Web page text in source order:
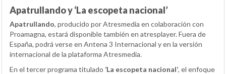
Apatrullando y ‘La escopeta nacional’
Apatrullando, producido por Atresmedia en colaboración con
Proamagna, estará disponible también en atresplayer. Fuera de
España, podrá verse en Antena 3 Internacional y en la versión
internacional de la plataforma Atresmedia.
En el tercer programa titulado ‘La escopeta nacional’, el enfoque